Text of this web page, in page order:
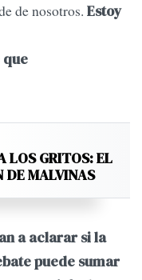
de nosotros. Estoy
que
LOS GRITOS: EL
DE MALVINAS
a aclarar si la
puede sumar